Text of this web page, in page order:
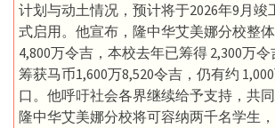
计划与动土情况，预计将于2026年9月竣
式启用。他宣布，隆中华艾美娜分校整
4,800万令吉，本校去年已筹得 2,300万
筹获马币1,600万8,520令吉，仍有约
口。他呼吁社会各界继续给予支持，共同
隆中华艾美娜分校将可容纳两千名学生